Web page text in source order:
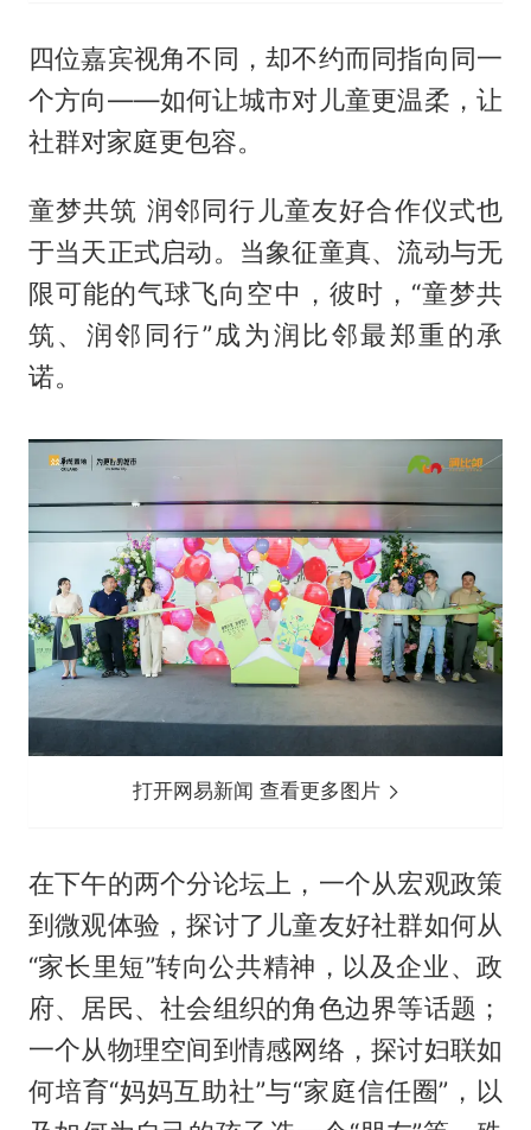
四位嘉宾视角不同，却不约而同指向同一
个方向——如何让城市对儿童更温柔，让
社群对家庭更包容。
童梦共筑 润邻同行儿童友好合作仪式也
于当天正式启动。当象征童真、流动与无
限可能的气球飞向空中，彼时，“童梦共
筑、润邻同行”成为润比邻最郑重的承
诺。
打开网易新闻 查看更多图片
在下午的两个分论坛上，一个从宏观政策
到微观体验，探讨了儿童友好社群如何从
“家长里短”转向公共精神，以及企业、政
府、居民、社会组织的角色边界等话题；
一个从物理空间到情感网络，探讨妇联如
何培育“妈妈互助社”与“家庭信任圈”，以